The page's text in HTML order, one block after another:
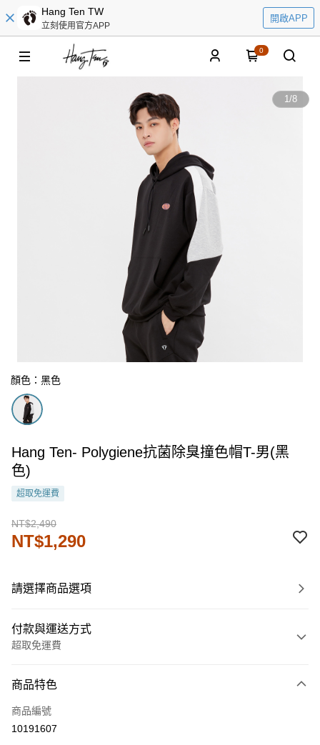
Hang Ten TW
立刻使用官方APP
開啟APP
0
1/8
顏色：黑色
Hang Ten- Polygiene抗菌除臭撞色帽T-男(黑
色)
超取免運費
NT$2,490
NT$1,290
請選擇商品選項
付款與運送方式
超取免運費
信用卡一次付款
LINE Pay
商品特色
商品編號
10191607